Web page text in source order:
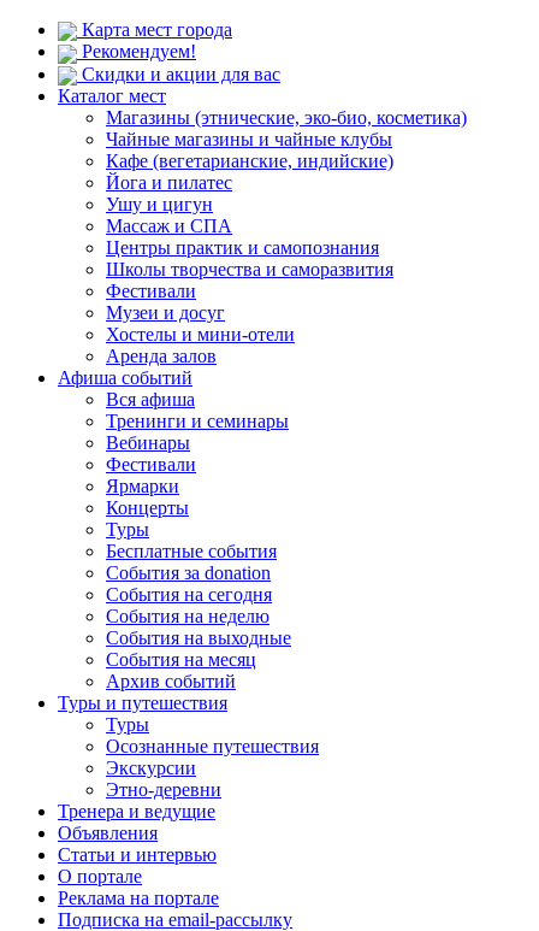
Карта мест города
Рекомендуем!
Скидки и акции для вас
Каталог мест
Магазины (этнические, эко-био, косметика)
Чайные магазины и чайные клубы
Кафе (вегетарианские, индийские)
Йога и пилатес
Ушу и цигун
Массаж и СПА
Центры практик и самопознания
Школы творчества и саморазвития
Фестивали
Музеи и досуг
Хостелы и мини-отели
Аренда залов
Афиша событий
Вся афиша
Тренинги и семинары
Вебинары
Фестивали
Ярмарки
Концерты
Туры
Бесплатные события
События за donation
События на сегодня
События на неделю
События на выходные
События на месяц
Архив событий
Туры и путешествия
Туры
Осознанные путешествия
Экскурсии
Этно-деревни
Тренера и ведущие
Объявления
Статьи и интервью
О портале
Реклама на портале
Подписка на email-рассылку